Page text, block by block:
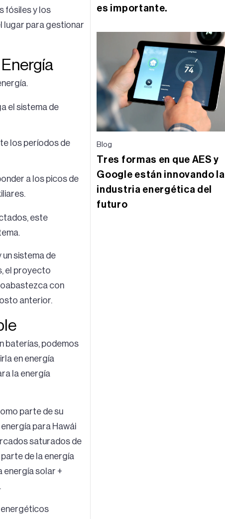
fósiles y los
lugar para gestionar
el sistema de
los períodos de
a los picos de
este
sistema de
el proyecto
con
anterior.
baterías, podemos
en energía
la energía
parte de su
para Hawái
saturados de
de la energía
energía solar +
energéticos
es importante.
Blog
Tres formas en que AES y
Google están innovando la
industria energética del
futuro